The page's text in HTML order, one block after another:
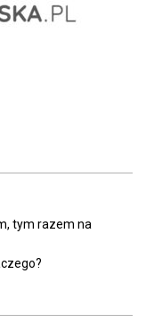
tym razem na